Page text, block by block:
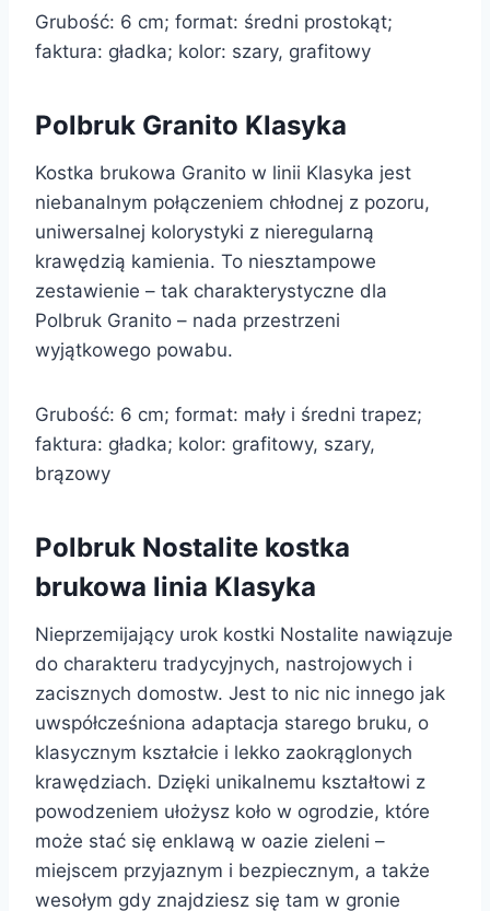
Grubość: 6 cm; format: średni prostokąt;
faktura: gładka; kolor: szary, grafitowy
Polbruk Granito Klasyka
Kostka brukowa Granito w linii Klasyka jest
niebanalnym połączeniem chłodnej z pozoru,
uniwersalnej kolorystyki z nieregularną
krawędzią kamienia. To niesztampowe
zestawienie – tak charakterystyczne dla
Polbruk Granito – nada przestrzeni
wyjątkowego powabu.
Grubość: 6 cm; format: mały i średni trapez;
faktura: gładka; kolor: grafitowy, szary,
brązowy
Polbruk Nostalite kostka
brukowa linia Klasyka
Nieprzemijający urok kostki Nostalite nawiązuje
do charakteru tradycyjnych, nastrojowych i
zacisznych domostw. Jest to nic nic innego jak
uwspółcześniona adaptacja starego bruku, o
klasycznym kształcie i lekko zaokrąglonych
krawędziach. Dzięki unikalnemu kształtowi z
powodzeniem ułożysz koło w ogrodzie, które
może stać się enklawą w oazie zieleni –
miejscem przyjaznym i bezpiecznym, a także
wesołym gdy znajdziesz się tam w gronie